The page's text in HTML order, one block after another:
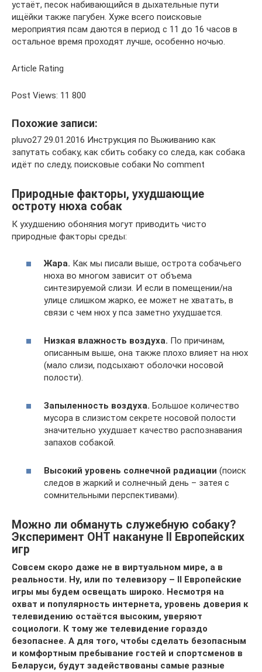
устаёт, песок набивающийся в дыхательные пути
ищёйки также пагубен. Хуже всего поисковые
мероприятия псам даются в период с 11 до 16 часов в
остальное время проходят лучше, особенно ночью.
Article Rating
Post Views: 11 800
Похожие записи:
pluvo27 29.01.2016 Инструкция по Выживанию как
запутать собаку, как сбить собаку со следа, как собака
идёт по следу, поисковые собаки No comment
Природные факторы, ухудшающие
остроту нюха собак
К ухудшению обоняния могут приводить чисто
природные факторы среды:
Жара. Как мы писали выше, острота собачьего
нюха во многом зависит от объема
синтезируемой слизи. И если в помещении/на
улице слишком жарко, ее может не хватать, в
связи с чем нюх у пса заметно ухудшается.
Низкая влажность воздуха. По причинам,
описанным выше, она также плохо влияет на нюх
(мало слизи, подсыхают оболочки носовой
полости).
Запыленность воздуха. Большое количество
мусора в слизистом секрете носовой полости
значительно ухудшает качество распознавания
запахов собакой.
Высокий уровень солнечной радиации (поиск
следов в жаркий и солнечный день – затея с
сомнительными перспективами).
Можно ли обмануть служебную собаку?
Эксперимент ОНТ накануне II Европейских
игр
Совсем скоро даже не в виртуальном мире, а в
реальности. Ну, или по телевизору – II Европейские
игры мы будем освещать широко. Несмотря на
охват и популярность интернета, уровень доверия к
телевидению остаётся высоким, уверяют
социологи. К тому же телевидение гораздо
безопаснее. А для того, чтобы сделать безопасным
и комфортным пребывание гостей и спортсменов в
Беларуси, будут задействованы самые разные